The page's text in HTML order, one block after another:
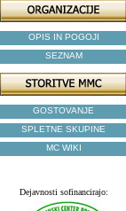
OPIS IN POGOJI
SEZNAM
GOSTOVANJE
SPLETNE SKUPINE
MC WIKI
Dejavnosti sofinancirajo: